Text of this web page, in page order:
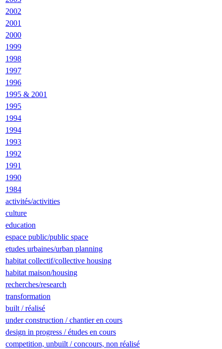
2002
2001
2000
1999
1998
1997
1996
1995 & 2001
1995
1994
1994
1993
1992
1991
1990
1984
activités/activities
culture
education
espace public/public space
etudes urbaines/urban planning
habitat collectif/collective housing
habitat maison/housing
recherches/research
transformation
built / réalisé
under construction / chantier en cours
design in progress / études en cours
competition, unbuilt / concours, non réalisé